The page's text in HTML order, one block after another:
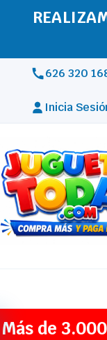
626 320
Inicia
Más de